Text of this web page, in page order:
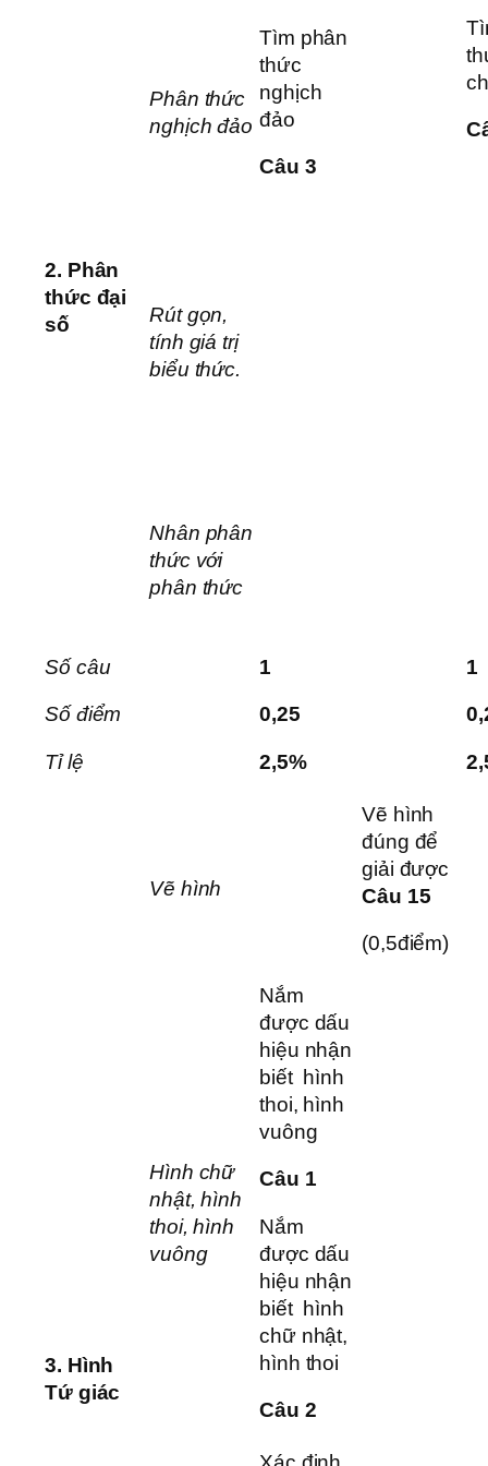
2. Phân
thức đại
số
Phân thức
nghịch đảo
Tìm phân
thức
nghịch
đảo
Câu 3
Rút gọn,
tính giá trị
biểu thức.
Nhân phân
thức với
phân thức
Số câu
Số điểm
Tỉ lệ
1
0,25
2,5%
1
3. Hình
Tứ giác
Vẽ hình
Vẽ hình
đúng để
giải được
Câu 15
(0,5điểm)
Hình chữ
nhật, hình
thoi, hình
vuông
Nắm
được dấu
hiệu nhận
biết hình
thoi, hình
vuông
Câu 1
Nắm
được dấu
hiệu nhận
biết hình
chữ nhật,
hình thoi
Câu 2